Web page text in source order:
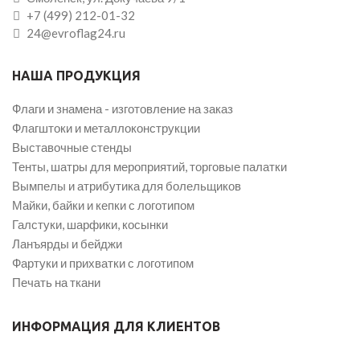
+7 (499) 212-01-32
24@evroflag24.ru
НАША ПРОДУКЦИЯ
Флаги и знамена - изготовление на заказ
Флагштоки и металлоконструкции
Выставочные стенды
Тенты, шатры для мероприятий, торговые палатки
Вымпелы и атрибутика для болельщиков
Майки, байки и кепки с логотипом
Галстуки, шарфики, косынки
Ланъярды и бейджи
Фартуки и прихватки с логотипом
Печать на ткани
ИНФОРМАЦИЯ ДЛЯ КЛИЕНТОВ